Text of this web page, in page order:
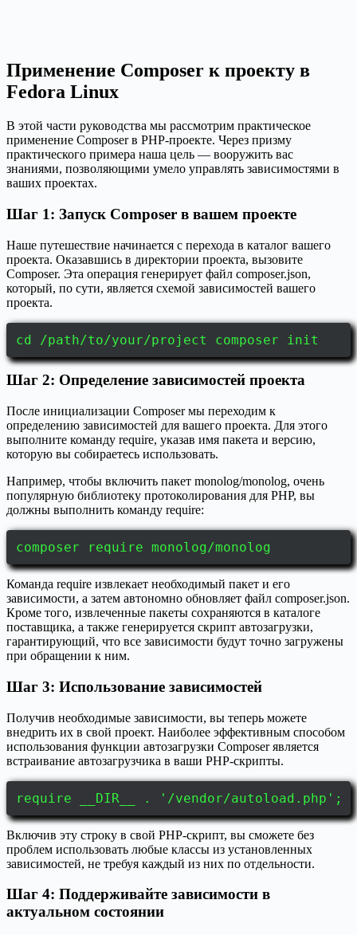
Применение Composer к проекту в
Fedora Linux
В этой части руководства мы рассмотрим практическое
применение Composer в PHP-проекте. Через призму
практического примера наша цель — вооружить вас
знаниями, позволяющими умело управлять зависимостями в
ваших проектах.
Шаг 1: Запуск Composer в вашем проекте
Наше путешествие начинается с перехода в каталог вашего
проекта. Оказавшись в директории проекта, вызовите
Composer. Эта операция генерирует файл composer.json,
который, по сути, является схемой зависимостей вашего
проекта.
cd /path/to/your/project composer init
Шаг 2: Определение зависимостей проекта
После инициализации Composer мы переходим к
определению зависимостей для вашего проекта. Для этого
выполните команду require, указав имя пакета и версию,
которую вы собираетесь использовать.
Например, чтобы включить пакет monolog/monolog, очень
популярную библиотеку протоколирования для PHP, вы
должны выполнить команду require:
composer require monolog/monolog
Команда require извлекает необходимый пакет и его
зависимости, а затем автономно обновляет файл composer.json.
Кроме того, извлеченные пакеты сохраняются в каталоге
поставщика, а также генерируется скрипт автозагрузки,
гарантирующий, что все зависимости будут точно загружены
при обращении к ним.
Шаг 3: Использование зависимостей
Получив необходимые зависимости, вы теперь можете
внедрить их в свой проект. Наиболее эффективным способом
использования функции автозагрузки Composer является
встраивание автозагрузчика в ваши PHP-скрипты.
require __DIR__ . '/vendor/autoload.php';
Включив эту строку в свой PHP-скрипт, вы сможете без
проблем использовать любые классы из установленных
зависимостей, не требуя каждый из них по отдельности.
Шаг 4: Поддерживайте зависимости в
актуальном состоянии